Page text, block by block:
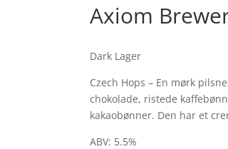
Axiom
Dark Lager
Czech Hops – En mørk
chokolade, ristede
kakaobønner. Den har et
ABV: 5.5%